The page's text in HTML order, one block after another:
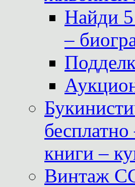
Найди
–
книги –
Винтаж